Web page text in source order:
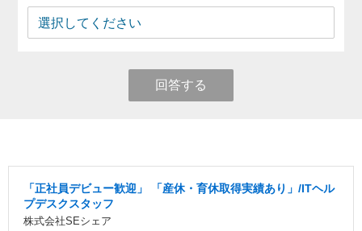
回答する
「正社員デビュー歓迎」 「産休・育休取得実績あり」/ITヘル
プデスクスタッフ
株式会社SEシェア